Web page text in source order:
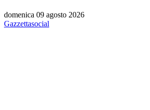
domenica 09 agosto 2026
Gazzettasocial